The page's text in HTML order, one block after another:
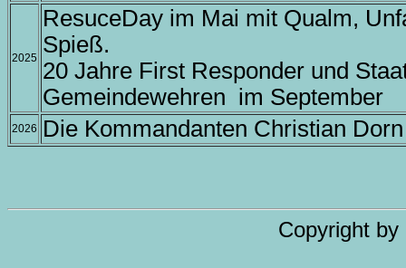
2025
ResuceDay im Mai mit Qualm,
Spieß.
20 Jahre First Responder und
Gemeindewehren im September
2026 Die Kommandanten Christian
Copyright